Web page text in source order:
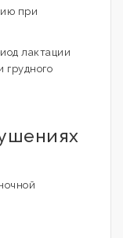
при
лактации
грудного